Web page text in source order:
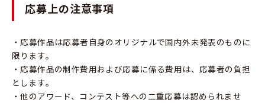
応募上の注意事項
・応募作品は応募者自身のオリジナルで国内外未発表のものに
限ります。
・応募作品の制作費用および応募に係る費用は、応募者の負担
とします。
・他のアワード、コンテスト等への二重応募は認められませ